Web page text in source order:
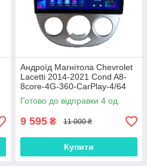
Андроїд Магнітола Chevrolet
Lacetti 2014-2021 Cond A8-
8core-4G-360-CarPlay-4/64
Готово до відправки 4 од.
9 595 ₴ 11 000 ₴
Купити